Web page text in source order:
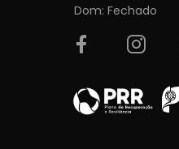
Dom: Fechado